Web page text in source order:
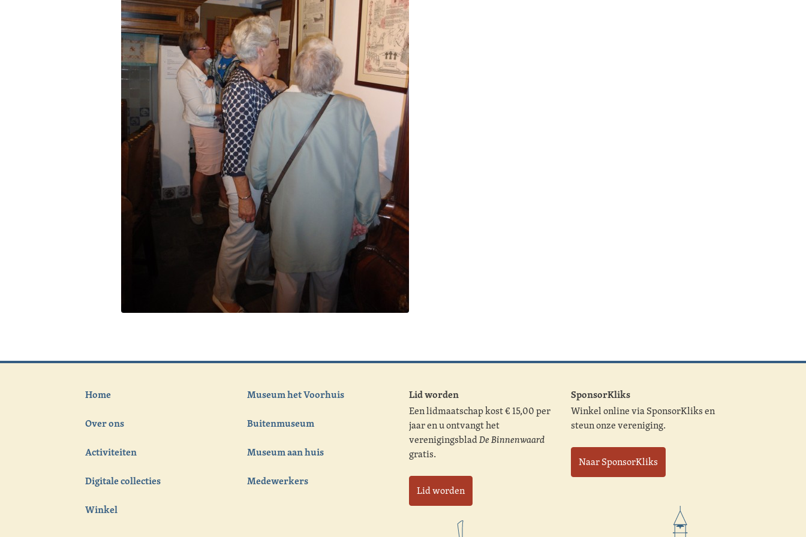
Home
Over ons
Activiteiten
Digitale collecties
Winkel
Museum het Voorhuis
Buitenmuseum
Museum aan huis
Medewerkers
Lid worden
Een lidmaatschap kost € 15,00 per
jaar en u ontvangt het
verenigingsbladDe Binnenwaard
gratis.
Lid worden
SponsorKliks
Winkel online via SponsorKliks en
steun onze vereniging.
Naar SponsorKliks